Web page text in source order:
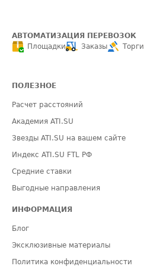
АВТОМАТИЗАЦИЯ ПЕРЕВОЗОК
Площадки
Заказы Торги
ПОЛЕЗНОЕ
Расчет расстояний
Академия ATI.SU
Звезды ATI.SU на вашем сайте
Индекс ATI.SU FTL РФ
Средние ставки
Выгодные направления
ИНФОРМАЦИЯ
Блог
Эксклюзивные материалы
Политика конфиденциальности